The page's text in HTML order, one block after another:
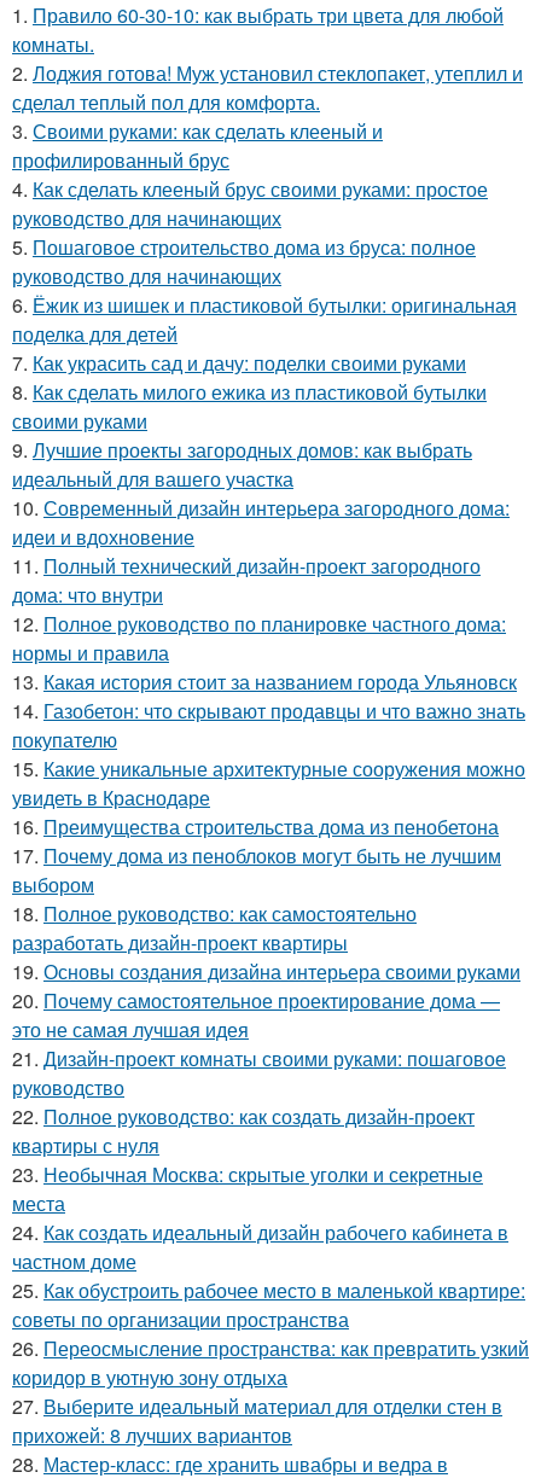
1. Правило 60-30-10: как выбрать три цвета для любой
комнаты.
2. Лоджия готова! Муж установил стеклопакет, утеплил и
сделал теплый пол для комфорта.
3. Своими руками: как сделать клееный и
профилированный брус
4. Как сделать клееный брус своими руками: простое
руководство для начинающих
5. Пошаговое строительство дома из бруса: полное
руководство для начинающих
6. Ёжик из шишек и пластиковой бутылки: оригинальная
поделка для детей
7. Как украсить сад и дачу: поделки своими руками
8. Как сделать милого ежика из пластиковой бутылки
своими руками
9. Лучшие проекты загородных домов: как выбрать
идеальный для вашего участка
10. Современный дизайн интерьера загородного дома:
идеи и вдохновение
11. Полный технический дизайн-проект загородного
дома: что внутри
12. Полное руководство по планировке частного дома:
нормы и правила
13. Какая история стоит за названием города Ульяновск
14. Газобетон: что скрывают продавцы и что важно знать
покупателю
15. Какие уникальные архитектурные сооружения можно
увидеть в Краснодаре
16. Преимущества строительства дома из пенобетона
17. Почему дома из пеноблоков могут быть не лучшим
выбором
18. Полное руководство: как самостоятельно
разработать дизайн-проект квартиры
19. Основы создания дизайна интерьера своими руками
20. Почему самостоятельное проектирование дома —
это не самая лучшая идея
21. Дизайн-проект комнаты своими руками: пошаговое
руководство
22. Полное руководство: как создать дизайн-проект
квартиры с нуля
23. Необычная Москва: скрытые уголки и секретные
места
24. Как создать идеальный дизайн рабочего кабинета в
частном доме
25. Как обустроить рабочее место в маленькой квартире:
советы по организации пространства
26. Переосмысление пространства: как превратить узкий
коридор в уютную зону отдыха
27. Выберите идеальный материал для отделки стен в
прихожей: 8 лучших вариантов
28. Мастер-класс: где хранить швабры и ведра в